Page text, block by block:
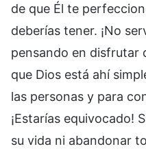
de que Él te
deberías tener. ¡No
pensando en disfrutar
que Dios está ahí
las personas y para
¡Estarías equivocado!
su vida ni abandonar